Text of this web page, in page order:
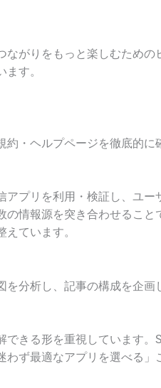
がりをもっと楽しむための
す。
約・ヘルプページを徹底的に
プリを利用・検証し、ユー
の情報源を突き合わせること
ています。
分析し、記事の構成を企画
きる形を重視しています。
ず最適なアプリを選べる」